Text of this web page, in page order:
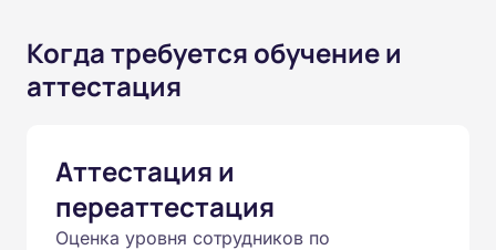
Когда требуется обучение и
аттестация
Аттестация и
переаттестация
Оценка уровня сотрудников по